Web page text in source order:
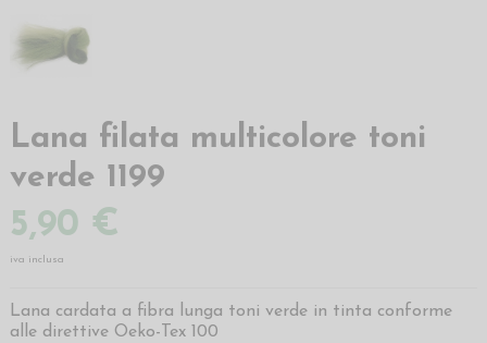
Lana filata multicolore toni
verde 1199
5,90 €
iva inclusa
Lana cardata a fibra lunga toni verde in tinta conforme
alle direttive Oeko-Tex 100